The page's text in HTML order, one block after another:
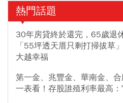
熱門話題
30年房貸終於還完，65歲退
「55坪透天厝只剩打掃拔草
大越幸福
第一金、兆豐金、華南金、
一表看！存股誰殖利率最高